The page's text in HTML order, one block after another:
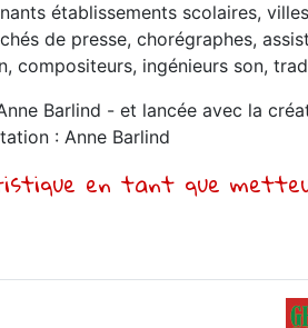
établissements scolaires,
de presse, chorégraphes,
compositeurs, ingénieurs son,
Barlind - et lancée avec la
: Anne Barlind
en tant que